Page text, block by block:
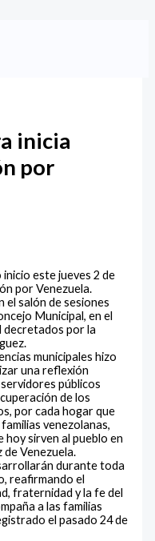
inicia
por
este jueves 2 de
por Venezuela.
el salón de sesiones
Municipal, en el
decretados por la
municipales hizo
una reflexión
públicos
de los
por cada hogar que
venezolanas,
sirven al pueblo en
Venezuela.
durante toda
reafirmando el
fraternidad y la fe del
a las familias
el pasado 24 de